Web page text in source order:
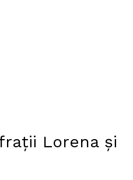
Lorena și